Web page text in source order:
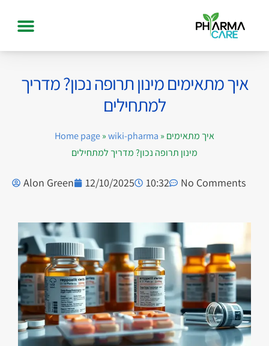
איך מתאימים מינון תרופה נכון? מדריך
למתחילים
Home page»wiki-pharma » איך מתאימים
מינון תרופה נכון? מדריך למתחילים
Alon Green 12/10/2025 10:32 No Comments